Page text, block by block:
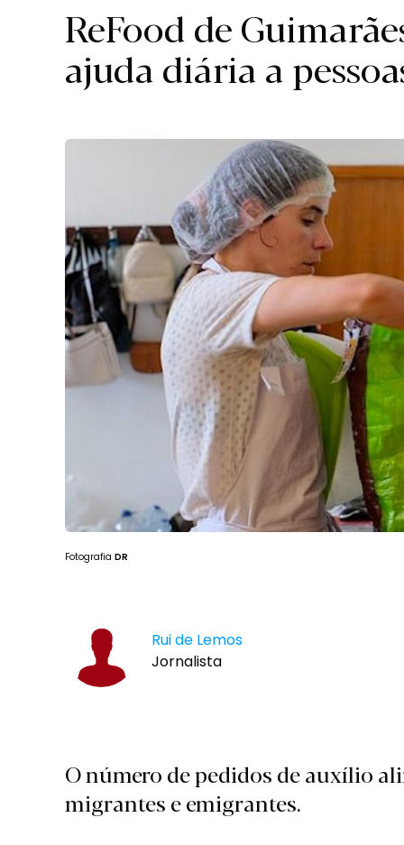
ReFood de
ajuda diária a
Fotografia DR
Rui de Lemos
Jornalista
O número de pedidos de auxílio
migrantes e emigrantes.